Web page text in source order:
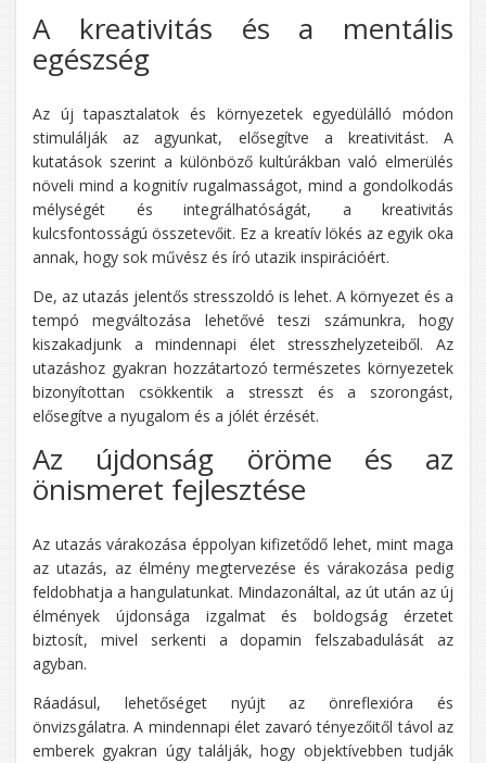
A kreativitás és a mentális
egészség
Az új tapasztalatok és környezetek egyedülálló módon
stimulálják az agyunkat, elősegítve a kreativitást. A
kutatások szerint a különböző kultúrákban való elmerülés
növeli mind a kognitív rugalmasságot, mind a gondolkodás
mélységét és integrálhatóságát, a kreativitás
kulcsfontosságú összetevőit. Ez a kreatív lökés az egyik oka
annak, hogy sok művész és író utazik inspirációért.
De, az utazás jelentős stresszoldó is lehet. A környezet és a
tempó megváltozása lehetővé teszi számunkra, hogy
kiszakadjunk a mindennapi élet stresszhelyzeteiből. Az
utazáshoz gyakran hozzátartozó természetes környezetek
bizonyítottan csökkentik a stresszt és a szorongást,
elősegítve a nyugalom és a jólét érzését.
Az újdonság öröme és az
önismeret fejlesztése
Az utazás várakozása éppolyan kifizetődő lehet, mint maga
az utazás, az élmény megtervezése és várakozása pedig
feldobhatja a hangulatunkat. Mindazonáltal, az út után az új
élmények újdonsága izgalmat és boldogság érzetet
biztosít, mivel serkenti a dopamin felszabadulását az
agyban.
Ráadásul, lehetőséget nyújt az önreflexióra és
önvizsgálatra. A mindennapi élet zavaró tényezőitől távol az
emberek gyakran úgy találják, hogy objektívebben tudják